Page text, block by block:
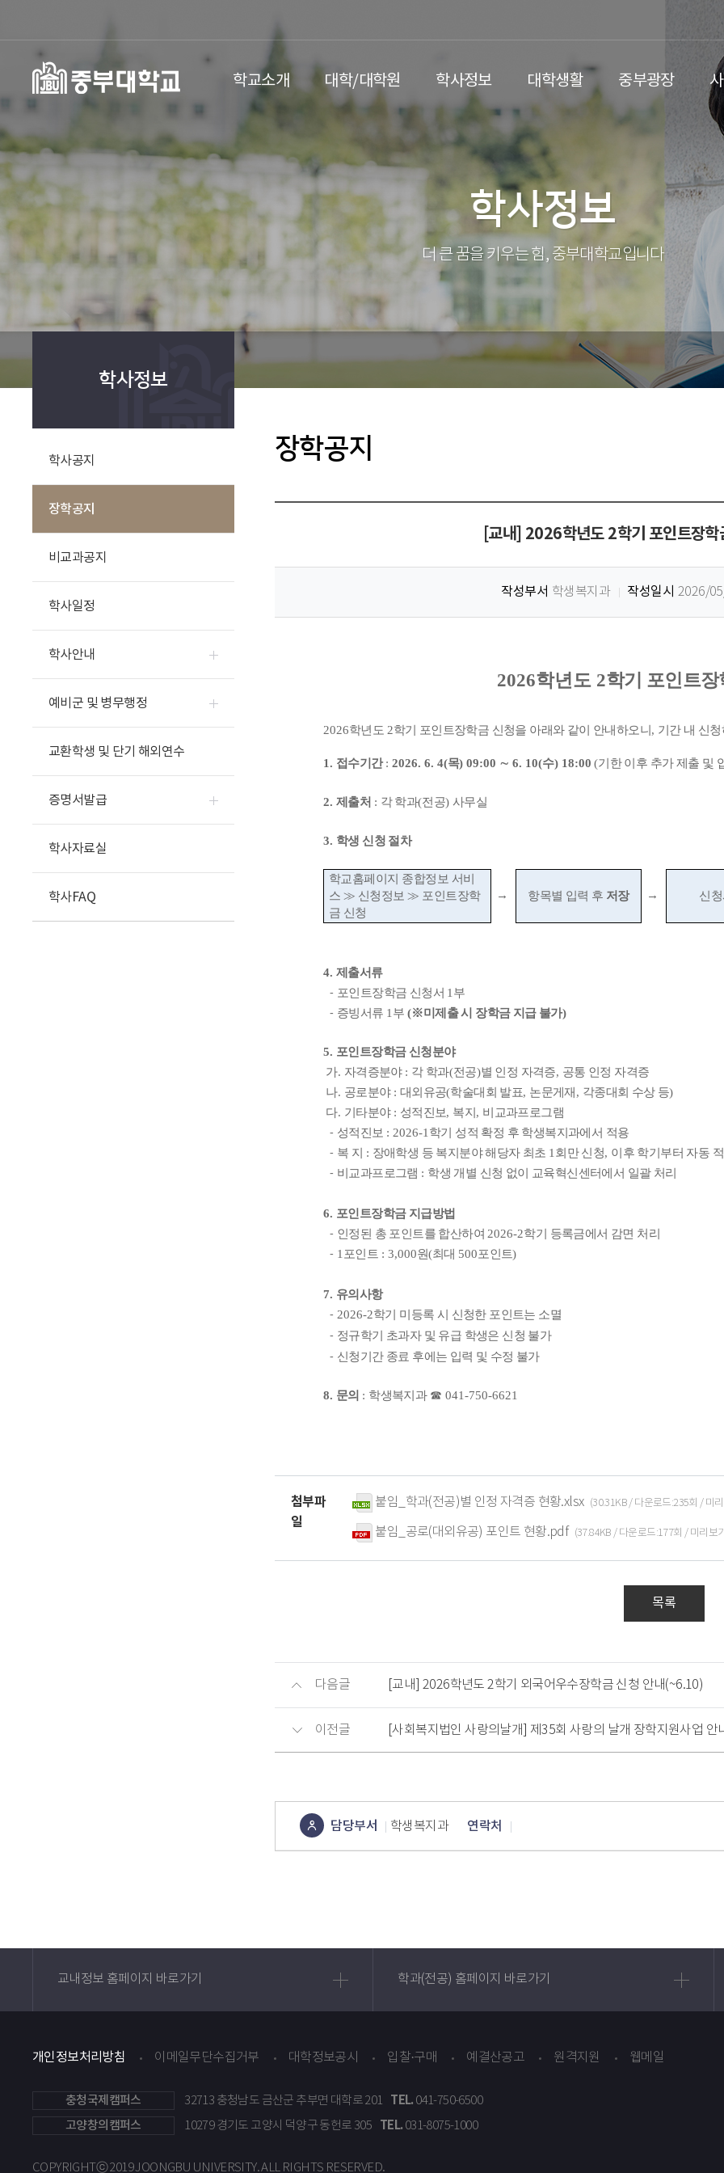
학교소개 대학/대학원 학사정보 대학생활 중부광장
학사정보
더 큰 꿈을 키우는 힘, 중부대학교입니다
학사정보
학사공지
장학공지
비교과공지
학사일정
학사안내
예비군 및 병무행정
교환학생 및 단기 해외연수
증명서발급
학사자료실
학사FAQ
장학공지
[교내] 2026학년도 2학기 포인트장
작성부서 학생복지과 작성일시 2026/
2026학년도 2학기 포인트
2026학년도 2학기 포인트장학금 신청을 아래와 같이 안내하오니 , 기간 내 신
1. 접수기간: 2026. 6. 4(목) 09:00 ∼6. 10(수) 18:00 (기한 이후 추가 제출 및
2. 제출처 : 각 학과(전공)사무실
3. 학생 신청 절차
학교홈페이지 종합정보 서비
스 ≫ 신청정보≫ 포인트장학
금 신청
→ 항목별 입력 후 저장 → 신
4. 제출서류
⁃ 포인트장학금 신청서 1 부
⁃ 증빙서류 1 부 (※미제출 시 장학금 지급 불가)
5. 포인트장학금 신청분야
가. 자격증분야 : 각 학과(전공)별 인정 자격증, 공통 인정 자격증
나. 공로분야 : 대외유공(학술대회 발표, 논문게재 , 각종대회 수상 등)
다. 기타분야 : 성적진보, 복지 , 비교과프로그램
⁃ 성적진보 : 2026-1 학기 성적 확정 후 학생복지과에서 적용
⁃ 복 지 : 장애학생 등 복지분야 해당자 최초 1 회만 신청, 이후 학기부터 자동
⁃ 비교과프로그램 : 학생 개별 신청 없이 교육혁신센터에서 일괄 처리
6. 포인트장학금 지급방법
⁃ 인정된 총 포인트를 합산하여 2026-2학기 등록금에서 감면 처리
⁃ 1 포인트 : 3,000원(최대 500포인트)
7. 유의사항
⁃ 2026-2학기 미등록 시 신청한 포인트는 소멸
⁃ 정규학기 초과자 및 유급 학생은 신청 불가
⁃ 신청기간 종료 후에는 입력 및 수정 불가
8. 문의 : 학생복지과 ☎ 041-750-6621
첨부파
일
붙임_학과(전공)별 인정 자격증 현황.xlsx (30.31KB / 다운로드:235회 / 미
붙임_공로(대외유공) 포인트 현황.pdf (37.84KB / 다운로드:177회 / 미리보
목록
다음글 [교내] 2026학년도 2학기 외국어우수장학금 신청 안내(~6.10)
이전글 [사회복지법인 사랑의날개] 제35회 사랑의 날개 장학지원사업 안
콘텐츠
담당부서 학생복지과 연락처
교내정보 홈페이지 바로가기 학과(전공) 홈페이지 바로가기
개인정보처리방침 이메일무단수집거부 대학정보공시 입찰·구매 예결산공고 원격지원 웹메일
충청국제캠퍼스 32713 충청남도 금산군 추부면 대학로 201 TEL. 041-750-6500
고양창의캠퍼스
10279 경기도 고양시 덕양구 동헌로 305 TEL. 031-8075-1000
COPYRIGHTⓒ 2019 JOONGBU UNIVERSITY.ALL RIGHTS RESERVED.